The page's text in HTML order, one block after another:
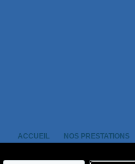
ACCUEIL NOS PRESTATIONS